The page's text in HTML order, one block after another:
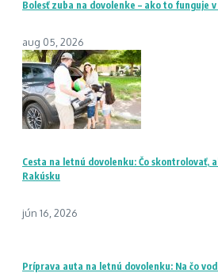
Bolesť zuba na dovolenke – ako to funguje
aug 05, 2026
Cesta na letnú dovolenku: Čo skontrolovať,
Rakúsku
jún 16, 2026
Príprava auta na letnú dovolenku: Na čo